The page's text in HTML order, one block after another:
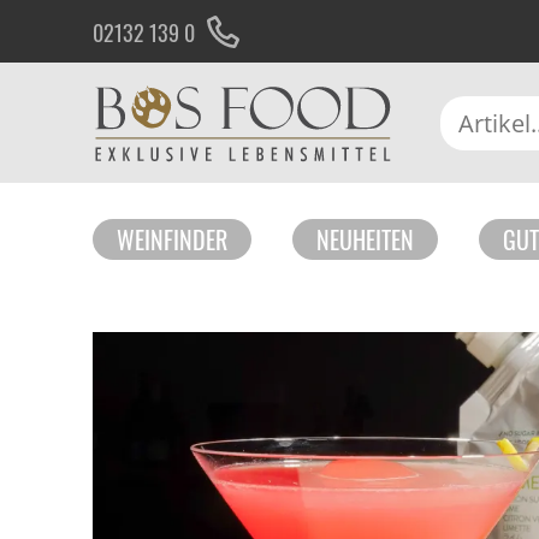
02132 139 0
WEINFINDER NEUHEITEN